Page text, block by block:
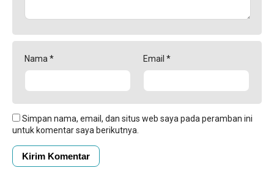
Nama * Email *
Simpan nama, email, dan situs web saya pada peramban ini
untuk komentar saya berikutnya.